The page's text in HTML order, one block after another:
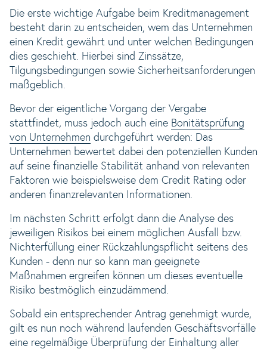
Die erste wichtige Aufgabe beim Kreditmanagement
besteht darin zu entscheiden, wem das Unternehmen
einen Kredit gewährt und unter welchen Bedingungen
dies geschieht. Hierbei sind Zinssätze,
Tilgungsbedingungen sowie Sicherheitsanforderungen
maßgeblich.
Bevor der eigentliche Vorgang der Vergabe
stattfindet, muss jedoch auch eine Bonitätsprüfung
von Unternehmen durchgeführt werden: Das
Unternehmen bewertet dabei den potenziellen Kunden
auf seine finanzielle Stabilität anhand von relevanten
Faktoren wie beispielsweise dem Credit Rating oder
anderen finanzrelevanten Informationen.
Im nächsten Schritt erfolgt dann die Analyse des
jeweiligen Risikos bei einem möglichen Ausfall bzw.
Nichterfüllung einer Rückzahlungspflicht seitens des
Kunden - denn nur so kann man geeignete
Maßnahmen ergreifen können um dieses eventuelle
Risiko bestmöglich einzudämmend.
Sobald ein entsprechender Antrag genehmigt wurde,
gilt es nun noch während laufenden Geschäftsvorfälle
eine regelmäßige Überprüfung der Einhaltung aller